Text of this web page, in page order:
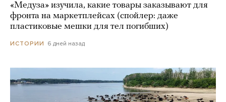
«Медуза» изучила, какие товары заказывают для
фронта на маркетплейсах (спойлер: даже
пластиковые мешки для тел погибших)
ИСТОРИИ 6 дней назад